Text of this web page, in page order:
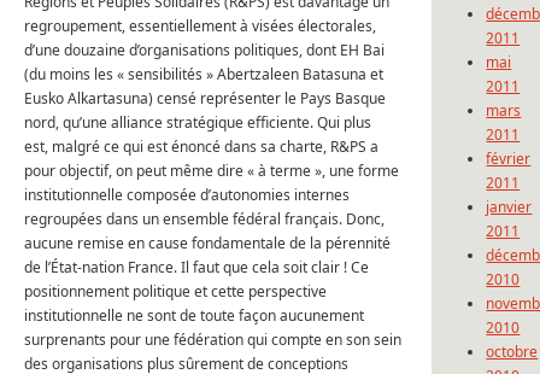
regroupement, essentiellement à visées électorales,
d’une douzaine d’organisations politiques, dont EH Bai
(du moins les « sensibilités » Abertzaleen Batasuna et
Eusko Alkartasuna) censé représenter le Pays Basque
nord, qu’une alliance stratégique efficiente. Qui plus
est, malgré ce qui est énoncé dans sa charte, R&PS a
pour objectif, on peut même dire « à terme », une forme
institutionnelle composée d’autonomies internes
regroupées dans un ensemble fédéral français. Donc,
aucune remise en cause fondamentale de la pérennité
de l’État-nation France. Il faut que cela soit clair ! Ce
positionnement politique et cette perspective
institutionnelle ne sont de toute façon aucunement
surprenants pour une fédération qui compte en son sein
des organisations plus sûrement de conceptions
2011
mai
2011
mars
2011
février
2011
janvier
2011
2010
2010
octobre